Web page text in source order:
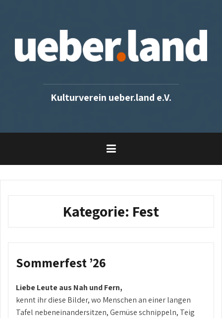
Kulturverein ueber.land e.V.
Kategorie: Fest
Sommerfest ’26
Liebe Leute aus Nah und Fern,
kennt ihr diese Bilder, wo Menschen an einer langen
Tafel nebeneinandersitzen, Gemüse schnippeln, Teig